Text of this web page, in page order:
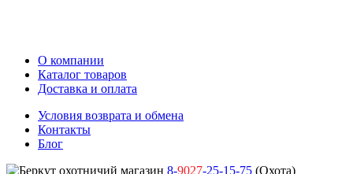
О компании
Каталог товаров
Доставка и оплата
Условия возврата и обмена
Контакты
Блог
8-9027-25-15-75 (Охота)